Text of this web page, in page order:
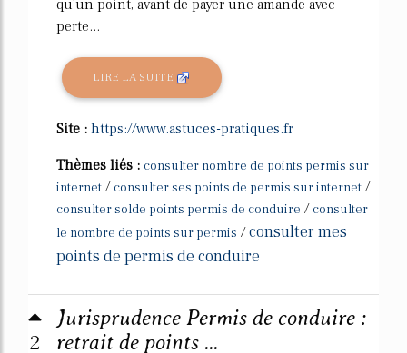
qu'un point, avant de payer une amande avec
perte...
LIRE LA SUITE
Site : https://www.astuces-pratiques.fr
Thèmes liés : consulter nombre de points permis sur
internet / consulter ses points de permis sur internet /
consulter solde points permis de conduire / consulter
le nombre de points sur permis /consulter mes
points de permis de conduire
2
Jurisprudence Permis de conduire :
retrait de points ...